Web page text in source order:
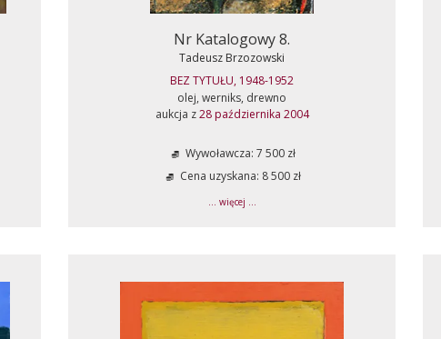
Nr Katalogowy 8.
Tadeusz Brzozowski
BEZ TYTUŁU, 1948-1952
olej, werniks, drewno
aukcja z28 października 2004
Wywoławcza: 7 500 zł
Cena uzyskana: 8 500 zł
... więcej ...